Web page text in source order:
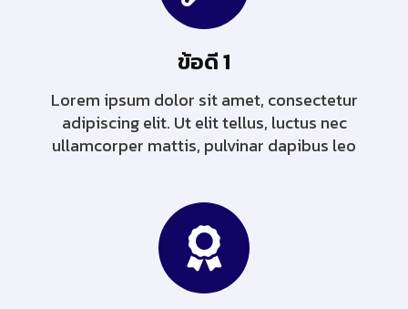
ข้อดี 1
Lorem ipsum dolor sit amet, consectetur
adipiscing elit. Ut elit tellus, luctus nec
ullamcorper mattis, pulvinar dapibus leo